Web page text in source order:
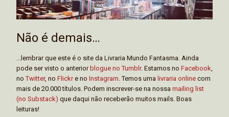
Não é demais…
...lembrar que este é o site da Livraria Mundo Fantasma. Ainda
pode ser visto o anterior blogue no Tumblr. Estamos no Facebook,
noTwitter, no Flickre no Instagram. Temos uma livraria online com
mais de 20.000 títulos. Podem inscrever-se na nossa mailing list
(no Substack) que daqui não receberão muitos mails. Boas
leituras!